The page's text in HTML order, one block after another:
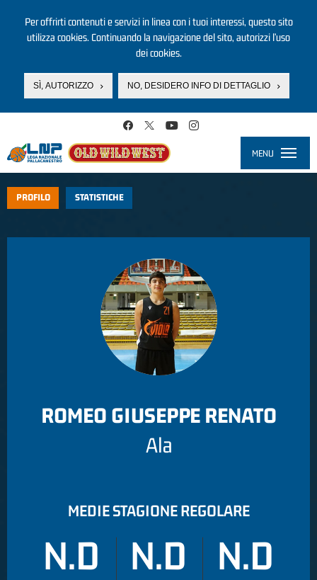
Per offrirti contenuti e servizi in linea con i tuoi interessi, questo sito
utilizza cookies. Continuando la navigazione del sito, autorizzi l’uso
dei cookies.
SÌ, AUTORIZZO NO, DESIDERO INFO DI DETTAGLIO
MENU
PROFILO STATISTICHE
ROMEO GIUSEPPE RENATO
Ala
MEDIE STAGIONE REGOLARE
N.D N.D N.D